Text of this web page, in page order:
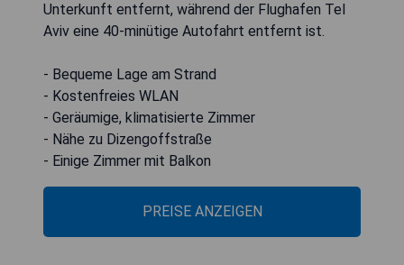
Unterkunft entfernt, während der Flughafen Tel
Aviv eine 40-minütige Autofahrt entfernt ist.
- Bequeme Lage am Strand
- Kostenfreies WLAN
- Geräumige, klimatisierte Zimmer
- Nähe zu Dizengoffstraße
- Einige Zimmer mit Balkon
PREISE ANZEIGEN